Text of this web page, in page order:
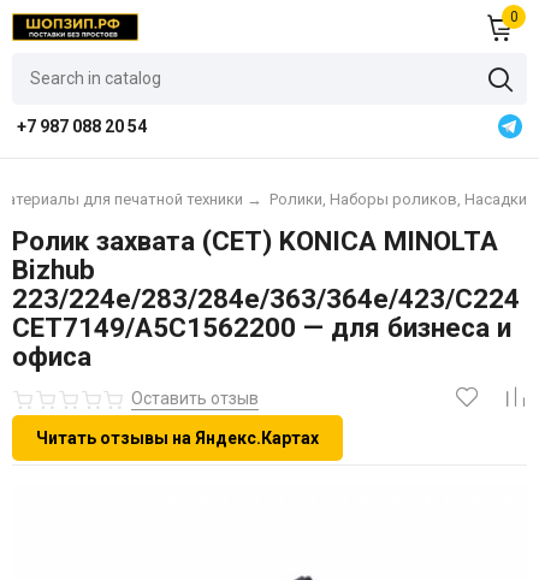
0
+7 987 088 20 54
для печатной техники → Ролики, Наборы роликов, Насадки
Ролик захвата (CET) KONICA MINOLTA
Bizhub
223/224e/283/284e/363/364e/423/C224
CET7149/A5C1562200 — для бизнеса и
офиса
Оставить отзыв
Читать отзывы на Яндекс.Картах